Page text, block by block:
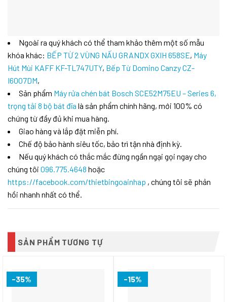
Ngoài ra quý khách có thể tham khảo thêm một số mẫu
khóa khác: BẾP TỪ 2 VÙNG NẤU GRANDX GXIH 658SE, Máy
Hút Mùi KAFF KF-TL747UTY, Bếp Từ Domino Canzy CZ-
I6007DM,
Sản phẩm Máy rửa chén bát Bosch SCE52M75EU – Series 6,
trọng tải 8 bộ bát đĩa là sản phẩm chính hãng, mới 100% có
chứng từ đầy đủ khi mua hàng.
Giao hàng và lắp đặt miễn phí.
Chế độ bảo hành siêu tốc, bảo trì tận nhà định kỳ.
Nếu quý khách có thắc mắc đừng ngần ngại gọi ngay cho
chúng tôi 096.775.4648 hoặc
https://facebook.com/thietbingoainhap , chúng tôi sẽ phản
hồi nhanh nhất có thể.
SẢN PHẨM TƯƠNG TỰ
-35% -15%